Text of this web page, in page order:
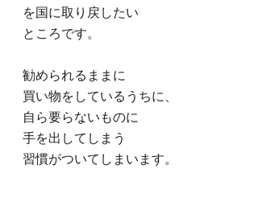
を国に取り戻したい
ところです。
勧められるままに
買い物をしているうちに、
自ら要らないものに
手を出してしまう
習慣がついてしまいます。